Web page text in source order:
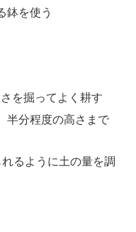
鉢を使う
を掘ってよく耕す
半分程度の高さまで
るように土の量を調